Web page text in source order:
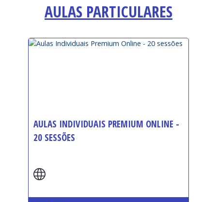
AULAS PARTICULARES
AULAS INDIVIDUAIS PREMIUM ONLINE -
20 SESSÕES